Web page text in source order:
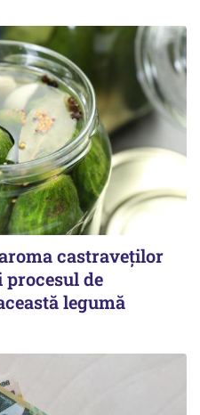
castraveților
de
legumă